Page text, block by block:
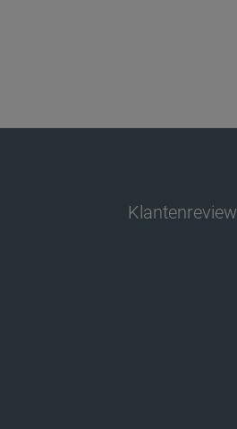
Klantenreview